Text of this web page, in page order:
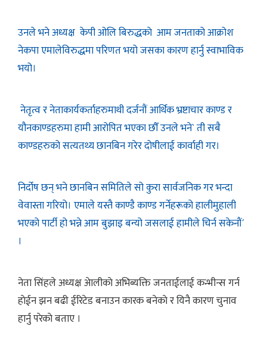
उनले भने अध्यक्ष केपी ओलि बिरुद्धकाे आम जनताको आक्रोश
नेकपा एमालेविरुद्धमा परिणत भयो जसका कारण हार्नु स्वाभाविक
भयो।
नेतृत्व र नेताकार्यकर्ताहरुमाथी दर्जनौं आर्थिक भ्रष्टाचार काण्ड र
यौनकाण्डहरुमा हामी आरोपित भएका छौँ उनले भने` ती सबै
काण्डहरुको सत्यतथ्य छानबिन गरेर दोषीलाई कार्वाही गर।
निर्दोष छन् भने छानबिन समितिले सो कुरा सार्वजनिक गर भन्दा
वेवास्ता गरियो। एमाले यस्तै काण्डै काण्ड गर्नेहरूको हालीमुहाली
भएको पार्टी हो भन्ने आम बुझाइ बन्यो जसलाई हामीले चिर्न सकेनौं´
।
नेता सिंहले अध्यक्ष अेालीकाे अभिब्यक्ति जनताईलाई कन्भीन्स गर्न
हाेईन झन बढी ईरिटेड बनाउन कारक बनेकाे र यिनै कारण चुनाव
हार्नु परेकाे बताए ।